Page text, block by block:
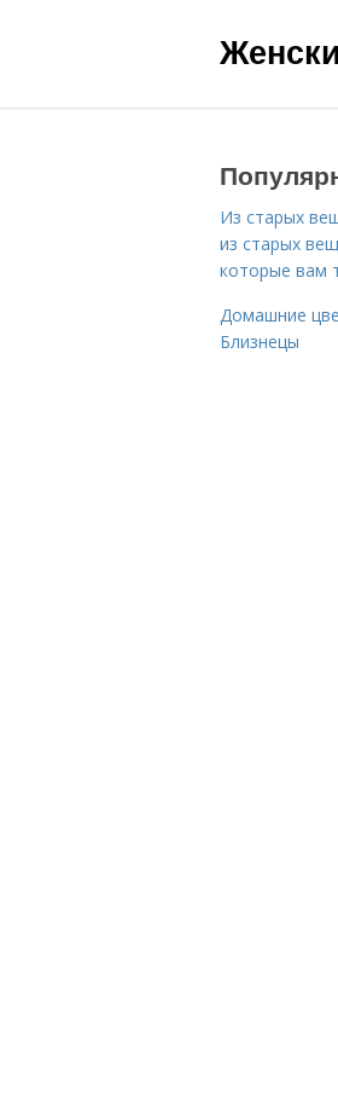
Из старых
из старых
которые вам
Домашние
Близнецы